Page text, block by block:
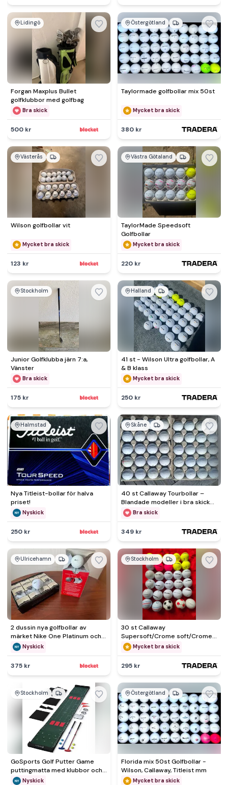
Lidingö
Forgan Maxplus Bullet
golfklubbor med golfbag
Bra skick
500 kr
Östergötland
Taylormade golfbollar mix 50st
Mycket bra skick
380 kr
Västerås
Wilson golfbollar vit
Mycket bra skick
123 kr
Västra Götaland
TaylorMade Speedsoft
Golfbollar
Mycket bra skick
220 kr
Stockholm
Junior Golfklubba järn 7:a,
Vänster
Bra skick
175 kr
Halland
41 st - Wilson Ultra golfbollar, A
& B klass
Mycket bra skick
250 kr
Halmstad
Nya Titleist-bollar för halva
priset!
Nyskick
250 kr
Skåne
40 st Callaway Tourbollar –
Blandade modeller i bra skick
(A/B-klass)
Bra skick
349 kr
Ulricehamn
2 dussin nya golfbollar av
märket Nike One Platinum och
Nike Touraccuracy.
Nyskick
375 kr
Stockholm
30 st Callaway
Supersoft/Crome soft/Crome
Tour golfbollar
Mycket bra skick
295 kr
Stockholm
GoSports Golf Putter Game
puttingmatta med klubbor och
bollarNyskick
Östergötland
Florida mix 50st Golfbollar -
Wilson, Callaway, Titleist mm
Mycket bra skick